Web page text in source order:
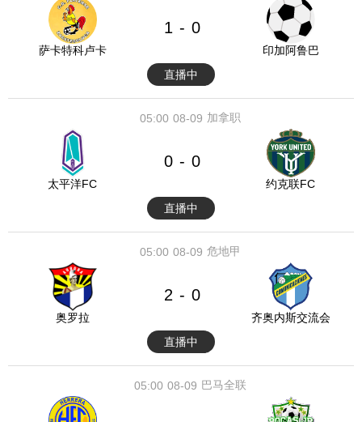
萨卡特科卢卡
1 - 0
印加阿鲁巴
直播中
08-09
05:00 加拿职
太平洋FC
0 - 0
约克联FC
直播中
08-09
05:00 危地甲
奥罗拉
2 - 0
齐奥内斯交流会
直播中
08-09
05:00 巴马全联